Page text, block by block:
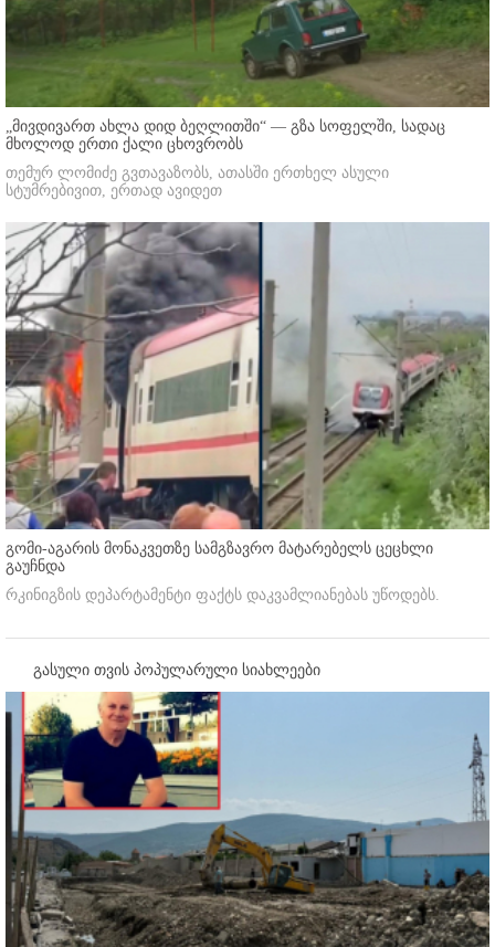
„მივდივართ ახლა დიდ ბეღლითში“ — გზა სოფელში, სადაც
მხოლოდ ერთი ქალი ცხოვრობს
თემურ ლომიძე გვთავაზობს, ათასში ერთხელ ასული
სტუმრებივით, ერთად ავიდეთ
გომი-აგარის მონაკვეთზე სამგზავრო მატარებელს ცეცხლი
გაუჩნდა
რკინიგზის დეპარტამენტი ფაქტს დაკვამლიანებას უწოდებს.
გასული თვის პოპულარული სიახლეები